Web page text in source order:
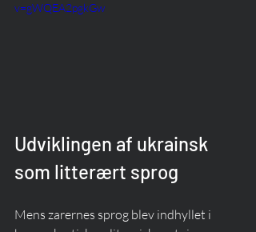
v=gWQEA2pgkGw
Udviklingen af ukrainsk
som litterært sprog
Mens zarernes sprog blev indhyllet i